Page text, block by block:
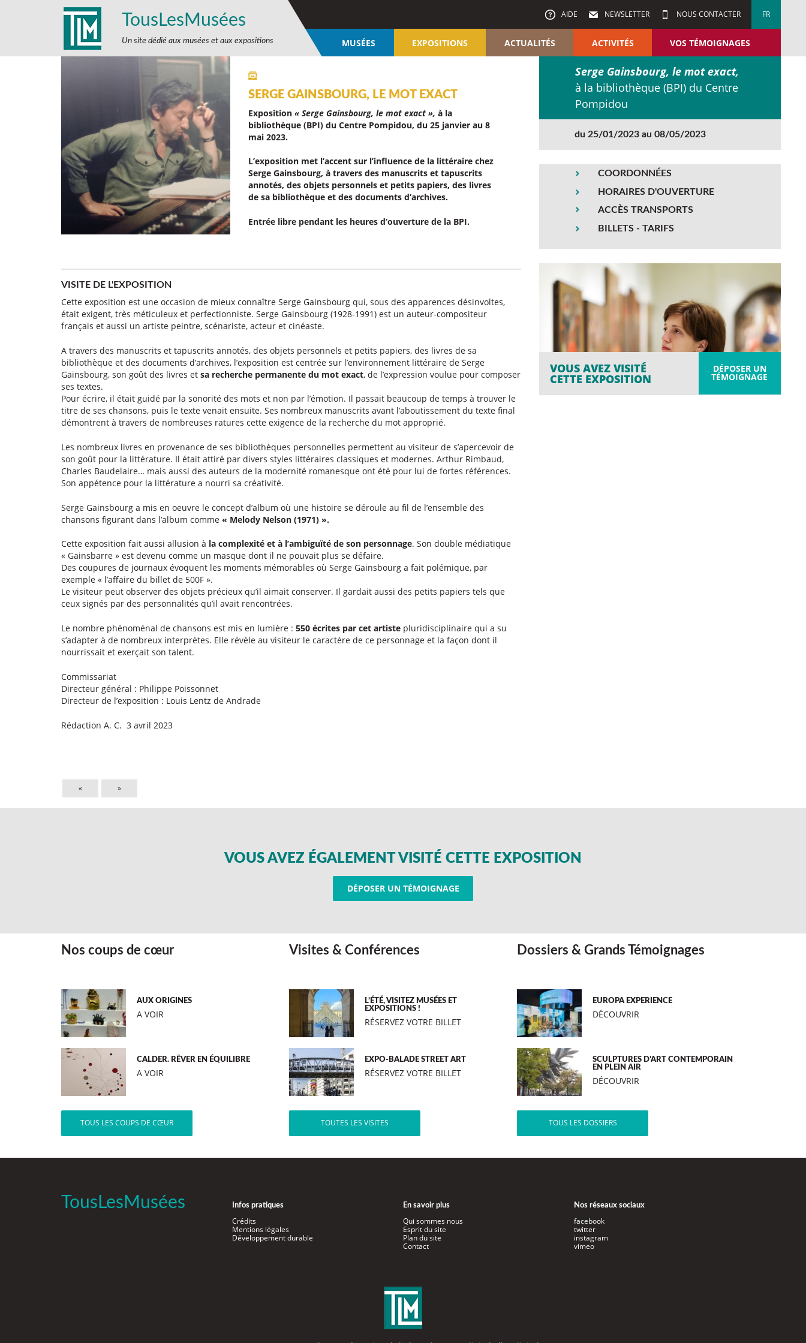
TousLesMusées
Un site dédié aux musées et aux expositions
AIDE NEWSLETTER NOUS CONTACTER FR
MUSÉES EXPOSITIONS ACTUALITÉS ACTIVITÉS VOS TÉMOIGNAGES
SERGE GAINSBOURG, LE MOT EXACT
Exposition « Serge Gainsbourg, le mot exact », à la
bibliothèque (BPI) du Centre Pompidou, du 25 janvier au 8
mai 2023.
L’exposition met l’accent sur l’influence de la littéraire chez
Serge Gainsbourg, à travers des manuscrits et tapuscrits
annotés, des objets personnels et petits papiers, des livres
de sa bibliothèque et des documents d’archives.
Entrée libre pendant les heures d’ouverture de la BPI.
VISITE DE L'EXPOSITION
Cette exposition est une occasion de mieux connaître Serge Gainsbourg qui, sous des apparences désinvoltes,
était exigent, très méticuleux et perfectionniste. Serge Gainsbourg (1928-1991) est un auteur-compositeur
français et aussi un artiste peintre, scénariste, acteur et cinéaste.
A travers des manuscrits et tapuscrits annotés, des objets personnels et petits papiers, des livres de sa
bibliothèque et des documents d’archives, l’exposition est centrée sur l’environnement littéraire de Serge
Gainsbourg, son goût des livres et sa recherche permanente du mot exact, de l’expression voulue pour composer
ses textes.
Pour écrire, il était guidé par la sonorité des mots et non par l’émotion. Il passait beaucoup de temps à trouver le
titre de ses chansons, puis le texte venait ensuite. Ses nombreux manuscrits avant l’aboutissement du texte final
démontrent à travers de nombreuses ratures cette exigence de la recherche du mot approprié.
Les nombreux livres en provenance de ses bibliothèques personnelles permettent au visiteur de s’apercevoir de
son goût pour la littérature. Il était attiré par divers styles littéraires classiques et modernes. Arthur Rimbaud,
Charles Baudelaire… mais aussi des auteurs de la modernité romanesque ont été pour lui de fortes références.
Son appétence pour la littérature a nourri sa créativité.
Serge Gainsbourg a mis en oeuvre le concept d’album où une histoire se déroule au fil de l’ensemble des
chansons figurant dans l’album comme « Melody Nelson (1971) ».
Cette exposition fait aussi allusion à la complexité et à l’ambiguïté de son personnage. Son double médiatique
« Gainsbarre » est devenu comme un masque dont il ne pouvait plus se défaire.
Des coupures de journaux évoquent les moments mémorables où Serge Gainsbourg a fait polémique, par
exemple « l’affaire du billet de 500F ».
Le visiteur peut observer des objets précieux qu’il aimait conserver. Il gardait aussi des petits papiers tels que
ceux signés par des personnalités qu’il avait rencontrées.
Le nombre phénoménal de chansons est mis en lumière : 550 écrites par cet artiste pluridisciplinaire qui a su
s’adapter à de nombreux interprètes. Elle révèle au visiteur le caractère de ce personnage et la façon dont il
nourrissait et exerçait son talent.
Commissariat
Directeur général : Philippe Poissonnet
Directeur de l’exposition : Louis Lentz de Andrade
Rédaction A. C. 3 avril 2023
« »
Serge Gainsbourg, le mot exact,
à la bibliothèque (BPI) du Centre
Pompidou
du 25/01/2023 au 08/05/2023
COORDONNÉES
HORAIRES D'OUVERTURE
ACCÈS TRANSPORTS
BILLETS - TARIFS
DÉPOSER UN
TÉMOIGNAGE
VOUS AVEZ VISITÉ
CETTE EXPOSITION
VOUS AVEZ ÉGALEMENT VISITÉ CETTE EXPOSITION
DÉPOSER UN TÉMOIGNAGE
Nos coups de cœur
AUX ORIGINES
A VOIR
CALDER. RÊVER EN ÉQUILIBRE
A VOIR
TOUS LES COUPS DE CŒUR
Visites & Conférences
L’ÉTÉ, VISITEZ MUSÉES ET
EXPOSITIONS !
RÉSERVEZ VOTRE BILLET
EXPO-BALADE STREET ART
RÉSERVEZ VOTRE BILLET
TOUTES LES VISITES
Dossiers & Grands Témoignages
EUROPA EXPERIENCE
DÉCOUVRIR
SCULPTURES D’ART CONTEMPORAIN
EN PLEIN AIR
DÉCOUVRIR
TOUS LES DOSSIERS
TousLesMusées Infos pratiques
Crédits
Mentions légales
Développement durable
En savoir plus
Qui sommes nous
Esprit du site
Plan du site
Contact
Nos réseaux sociaux
facebook
twitter
instagram
vimeo